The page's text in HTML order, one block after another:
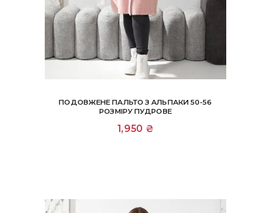
ПОДОВЖЕНЕ ПАЛЬТО З АЛЬПАКИ 50-56
РОЗМІРУ ПУДРОВЕ
1,950 ₴